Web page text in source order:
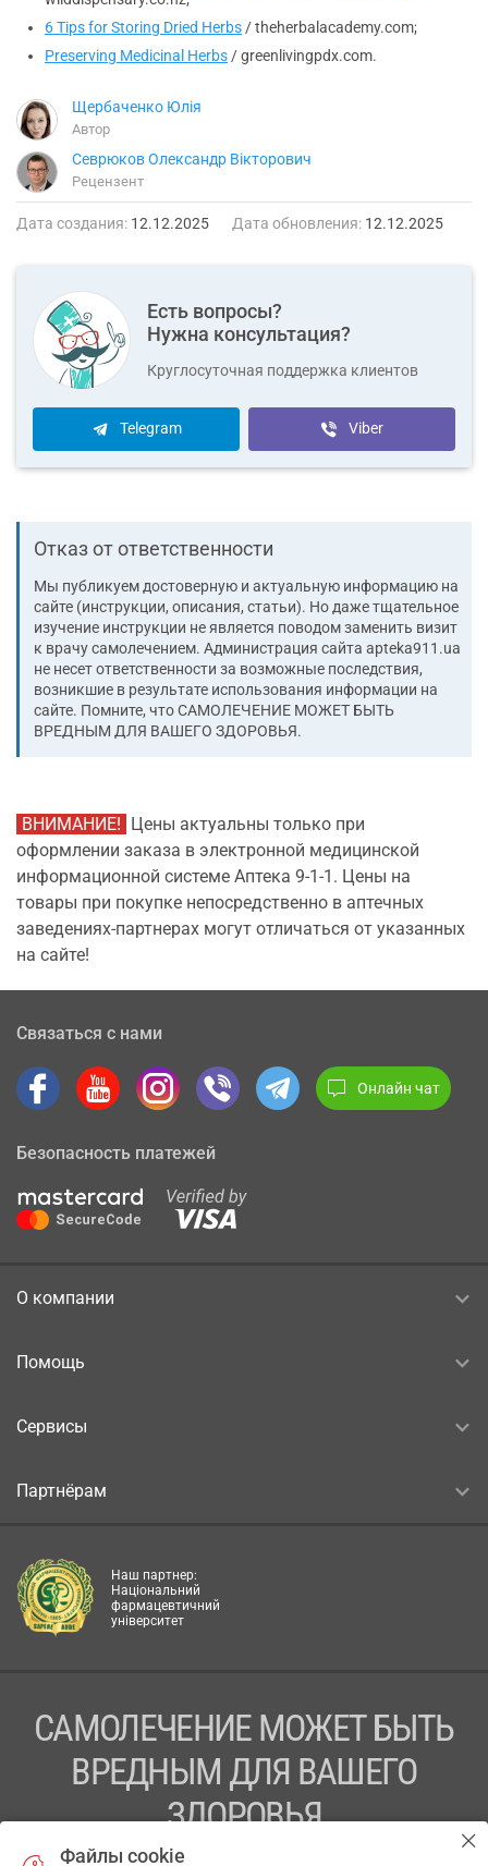
6 Tips for Storing Dried Herbs / theherbalacademy.com;
Preserving Medicinal Herbs / greenlivingpdx.com.
Щербаченко Юлія
Автор
Севрюков Олександр Вікторович
Рецензент
Дата создания: 12.12.2025 Дата обновления: 12.12.2025
Есть вопросы?
Нужна консультация?
Круглосуточная поддержка клиентов
Telegram Viber
Отказ от ответственности
Мы публикуем достоверную и актуальную информацию на
сайте (инструкции, описания, статьи). Но даже тщательное
изучение инструкции не является поводом заменить визит
к врачу самолечением. Администрация сайта apteka911.ua
не несет ответственности за возможные последствия,
возникшие в результате использования информации на
сайте. Помните, что CАМОЛЕЧЕНИЕ МОЖЕТ БЫТЬ
ВРЕДНЫМ ДЛЯ ВАШЕГО ЗДОРОВЬЯ.
ВНИМАНИЕ! Цены актуальны только при
оформлении заказа в электронной медицинской
информационной системе Аптека 9-1-1. Цены на
товары при покупке непосредственно в аптечных
заведениях-партнерах могут отличаться от указанных
на сайте!
Связаться с нами
Онлайн чат
Безопасность платежей
О компании
Помощь
Сервисы
Партнёрам
Наш партнер:
Національний
фармацевтичний
університет
САМОЛЕЧЕНИЕ МОЖЕТ БЫТЬ
ВРЕДНЫМ ДЛЯ ВАШЕГО
ЗДОРОВЬЯ
Файлы cookie